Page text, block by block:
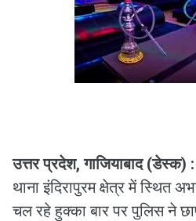
उत्तर प्रदेश, गाजियाबाद (डेस्क)
थाना इंदिरापुरम क्षेत्र में स्थित
चल रहे हुक्का बार पर पुलिस ने